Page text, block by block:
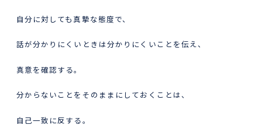
自分に対しても真摯な態度で、
話が分かりにくいときは分かりにくいことを伝え、
真意を確認する。
分からないことをそのままにしておくことは、
自己一致に反する。